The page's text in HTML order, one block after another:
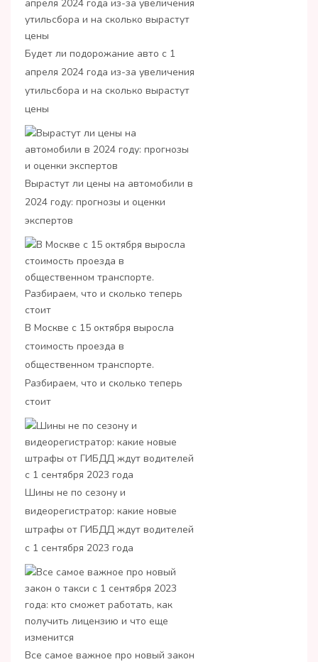
Будет ли подорожание авто с 1
апреля 2024 года из-за увеличения
утильсбора и на сколько вырастут
цены
Вырастут ли цены на автомобили в
2024 году: прогнозы и оценки
экспертов
В Москве с 15 октября выросла
стоимость проезда в
общественном транспорте.
Разбираем, что и сколько теперь
стоит
Шины не по сезону и
видеорегистратор: какие новые
штрафы от ГИБДД ждут водителей
с 1 сентября 2023 года
Все самое важное про новый закон